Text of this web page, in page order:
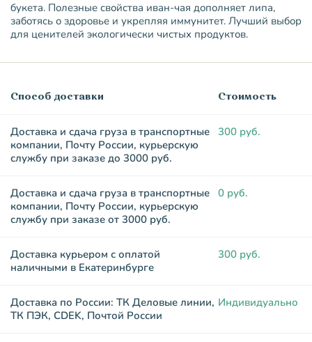
букета. Полезные свойства иван-чая дополняет липа,
заботясь о здоровье и укрепляя иммунитет. Лучший выбор
для ценителей экологически чистых продуктов.
Способ доставки Стоимость
Доставка и сдача груза в транспортные
компании, Почту России, курьерскую
службу при заказе до 3000 руб.
300 руб.
Доставка и сдача груза в транспортные
компании, Почту России, курьерскую
службу при заказе от 3000 руб.
0 руб.
Доставка курьером с оплатой
наличными в Екатеринбурге
300 руб.
Доставка по России: ТК Деловые линии,
ТК ПЭК, CDEK, Почтой России
Индивидуально